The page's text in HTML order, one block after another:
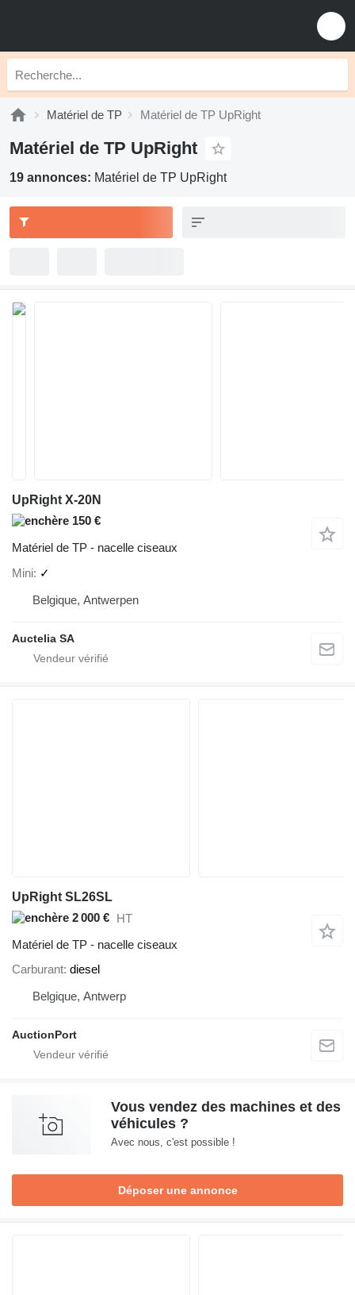
Matériel de TP Matériel de TP UpRight
Matériel de TP UpRight
19 annonces: Matériel de TP UpRight
UpRight X-20N
150 €
Matériel de TP - nacelle ciseaux
Mini ✓
Belgique, Antwerpen
Auctelia SA
UpRight SL26SL
2 000 € HT
Matériel de TP - nacelle ciseaux
Carburant diesel
Belgique, Antwerp
AuctionPort
Vous vendez des machines et des
véhicules ?
Avec nous, c'est possible !
Déposer une annonce